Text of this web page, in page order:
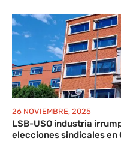
26 NOVIEMBRE, 2025
LSB-USO industria
elecciones sindicales en